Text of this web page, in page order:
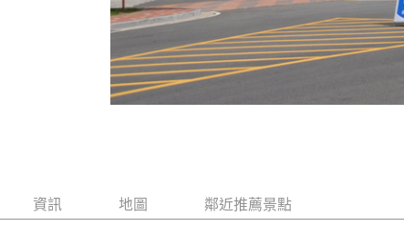
資訊 地圖 鄰近推薦景點